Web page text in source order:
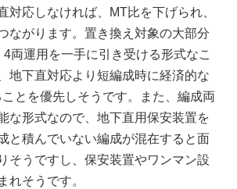
対応しなければ、MT比を下げられ、
ながります。置き換え対象の大部分
両運用を一手に引き受ける形式なこ
地下直対応より短編成時に経済的な
とを優先しそうです。また、編成両
な形式なので、地下直用保安装置を
と積んでいない編成が混在すると面
そうですし、保安装置やワンマン設
れそうです。